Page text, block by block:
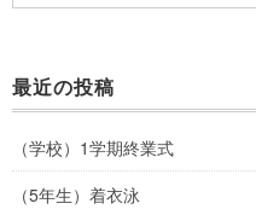
最近の投稿
（学校）1学期終業式
（5年生）着衣泳